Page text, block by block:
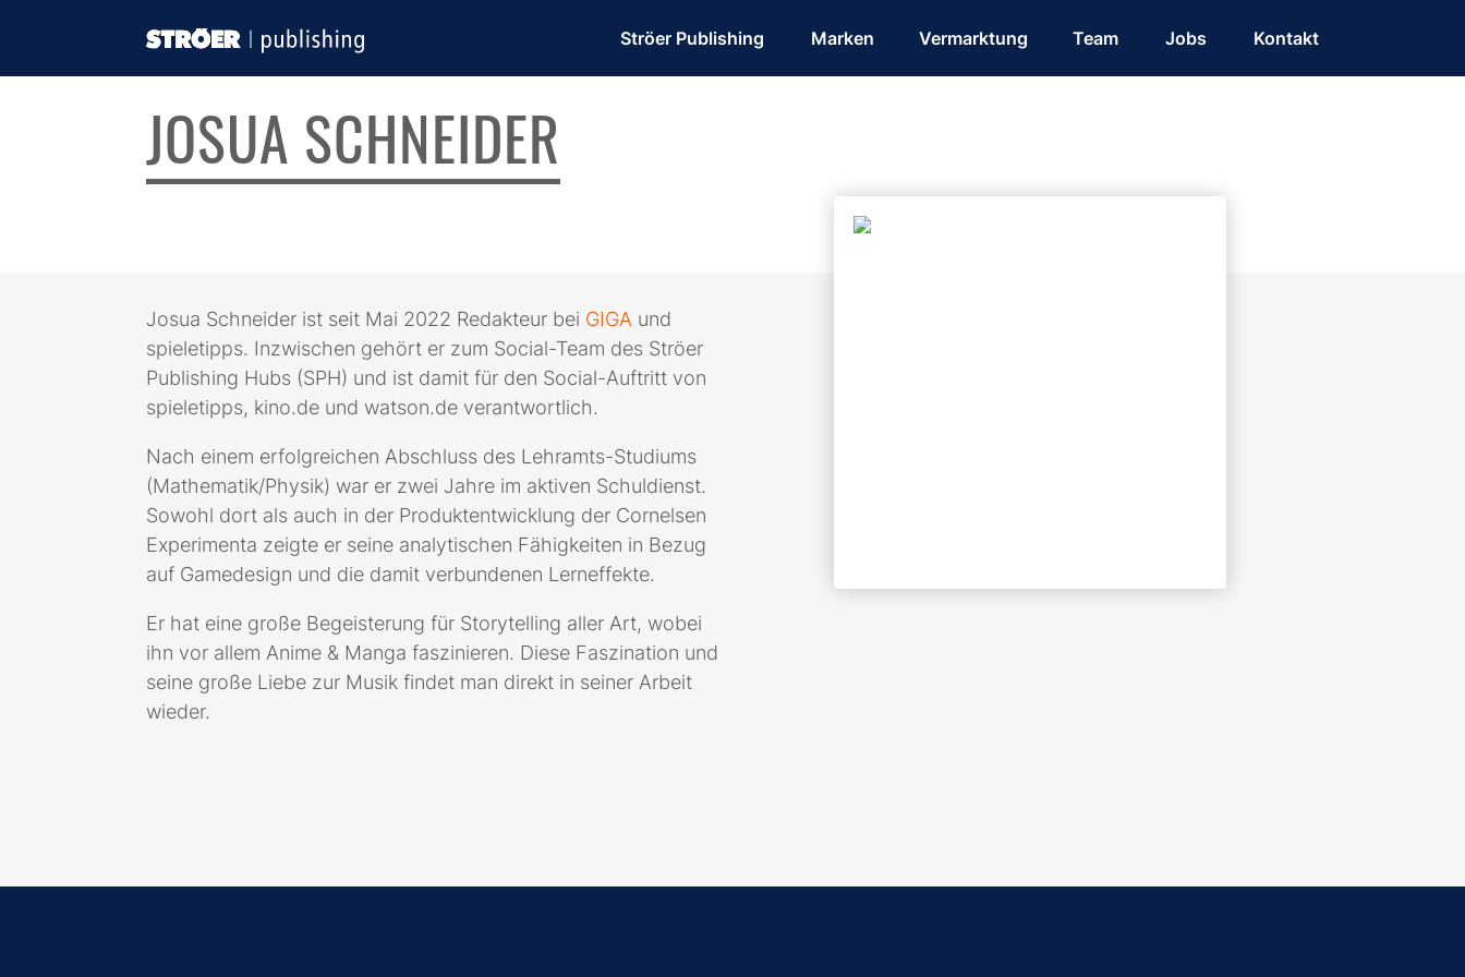
Ströer Publishing Marken Vermarktung Team Jobs Kontakt
JOSUA SCHNEIDER
Nach einem erfolgreichen Abschluss des Lehramts-Studiums
(Mathematik/Physik) war er zwei Jahre im aktiven Schuldienst.
Sowohl dort als auch in der Produktentwicklung der Cornelsen
Experimenta zeigte er seine analytischen Fähigkeiten in Bezug
auf Gamedesign und die damit verbundenen Lerneffekte.
Er hat eine große Begeisterung für Storytelling aller Art, wobei
ihn vor allem Anime & Manga faszinieren. Diese Faszination und
seine große Liebe zur Musik findet man direkt in seiner Arbeit
wieder.
Josua Schneider ist seit Mai 2022 Redakteur bei GIGA und
spieletipps. Inzwischen gehört er zum Social-Team des Ströer
Publishing Hubs (SPH) und ist damit für den Social-Auftritt von
spieletipps, kino.de und watson.de verantwortlich.